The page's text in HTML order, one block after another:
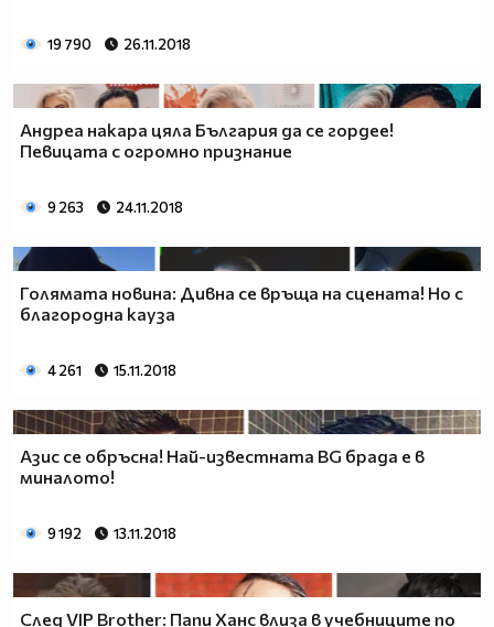
19 790 26.11.2018
Андреа накара цяла България да се гордее!
Певицата с огромно признание
9 263 24.11.2018
Голямата новина: Дивна се връща на сцената! Но с
благородна кауза
4 261 15.11.2018
Азис се обръсна! Най-известната BG брада е в
миналото!
9 192 13.11.2018
След VIP Brother: Папи Ханс влиза в учебниците по